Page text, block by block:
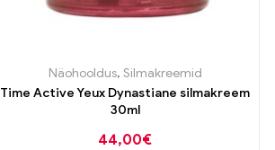
Näohooldus,Päeva ja öö kreemid,Silmakreemid
Näohooldus, Silmakreemid
Time Active Yeux Dynastiane silmakreem
30ml
44,00€